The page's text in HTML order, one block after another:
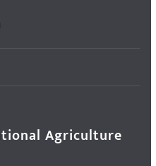
Agriculture